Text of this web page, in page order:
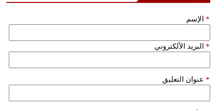
الإسم *
البريد الألكتروني *
عنوان التعليق *